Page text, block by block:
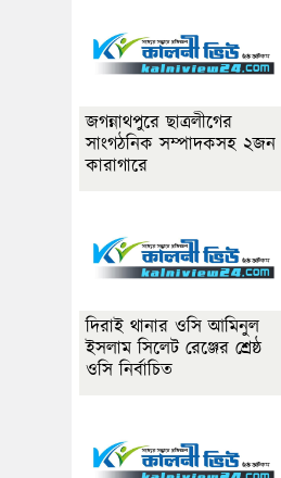
জগন্নাথপুরে ছাত্রলীগের
সাংগঠনিক সম্পাদকসহ ২জন
কারাগারে
দিরাই থানার ওসি আমিনুল
ইসলাম সিলেট রেঞ্জের শ্রেষ্ঠ
ওসি নির্বাচিত